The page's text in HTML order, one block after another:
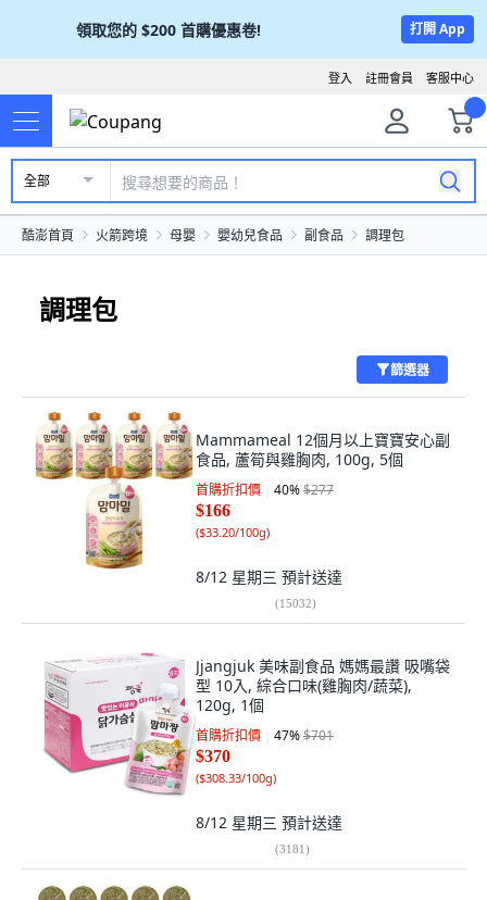
領取您的 $200 首購優惠卷! 打開 App
客服中心
註冊會員
登入
全部
酷澎首頁 火箭跨境 母嬰 嬰幼兒食品 副食品 調理包
調理包
篩選器
Mammameal 12個月以上寶寶安心副
食品, 蘆筍與雞胸肉, 100g, 5個
首購折扣價 40%$277
$166
($33.20/100g)
8/12 星期三 預計送達
(15032)
Jjangjuk 美味副食品 媽媽最讚 吸嘴袋
型 10入, 綜合口味(雞胸肉/蔬菜),
120g, 1個
首購折扣價 47%$701
$370
($308.33/100g)
8/12 星期三 預計送達
(3181)